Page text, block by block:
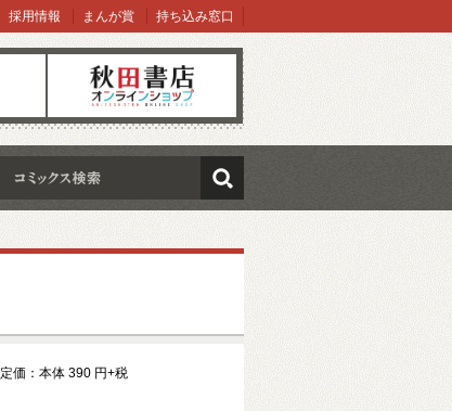
オンラインショップ
採用情報 まんが賞 持ち込み窓口
検索
定価：本体 390 円+税